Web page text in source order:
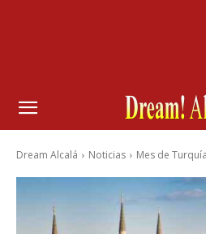
Dream Alcalá Noticias Mes de